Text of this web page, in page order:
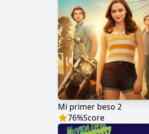
Mi primer beso 2
76%Score